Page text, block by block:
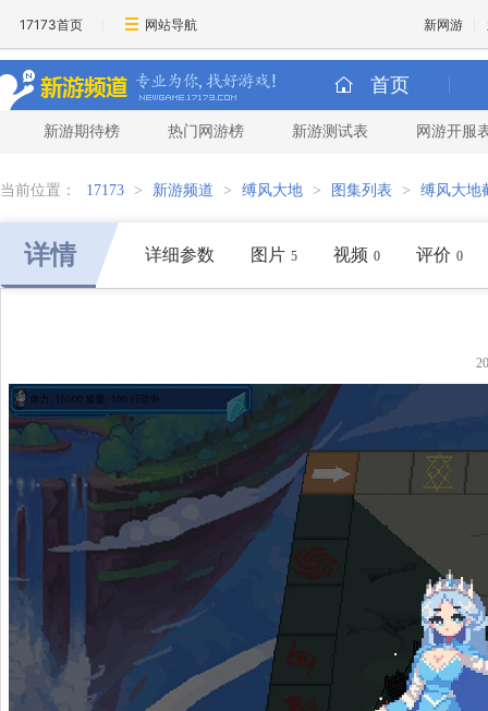
17173首页 网站导航 新网游
首页
新游期待榜 热门网游榜 新游测试表 网游开服
当前位置： 17173 > 新游频道 > 缚风大地 > 图集列表 > 缚风大地
详情 详细参数 图片 5 视频 0 评价 0